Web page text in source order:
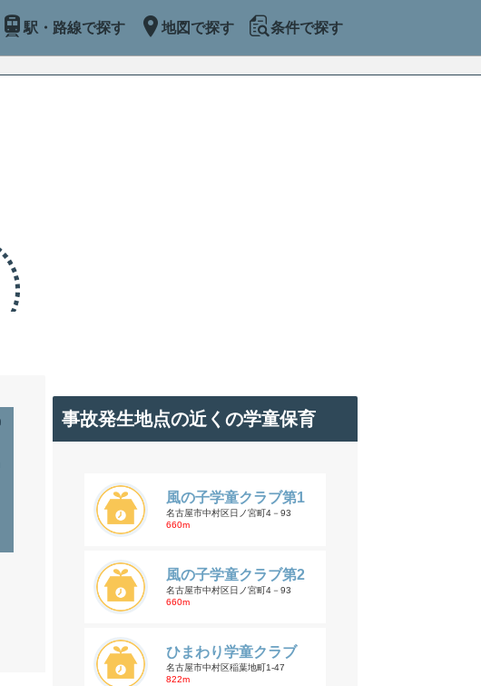
駅・路線で探す 地図で探す 条件で探す
事故発生地点の近くの学童保育
風の子学童クラブ第1
名古屋市中村区日ノ宮町4－93
660m
風の子学童クラブ第2
名古屋市中村区日ノ宮町4－93
660m
ひまわり学童クラブ
名古屋市中村区稲葉地町1-47
822m